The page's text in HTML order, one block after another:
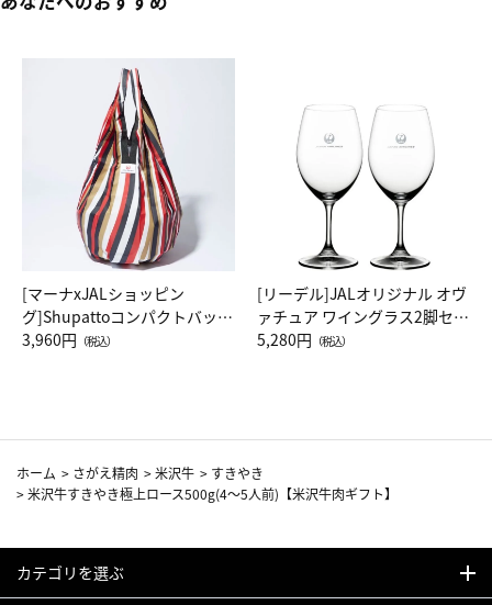
[マーナxJALショッピン
グ]Shupattoコンパクトバッグ
Drop JAL客室乗務員（LC）ス
3,960円 （税込）
[リーデル]JALオリジナル オヴ
ァチュア ワイングラス2脚セッ
ト（レッドワイン）
5,280円 （税込）
ホーム > さがえ精肉 >米沢牛 > すきやき
>米沢牛すきやき極上ロース500g(4～5人前)【米沢牛肉ギフト】
カテゴリを選ぶ